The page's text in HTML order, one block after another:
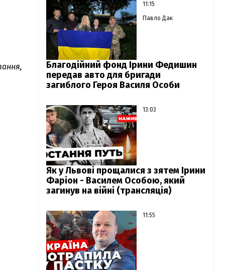
11:15
Павло Дак
Благодійний фонд Ірини Федишин
передав авто для бригади
загиблого Героя Василя Особи
13:03
Як у Львові прощалися з зятем Ірини
Фаріон - Василем Особою, який
загинув на війні (трансляція)
11:55